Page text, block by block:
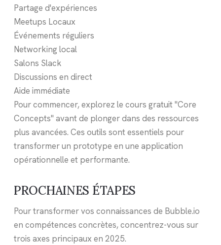
Partage d'expériences
Meetups Locaux
Événements réguliers
Networking local
Salons Slack
Discussions en direct
Aide immédiate
Pour commencer, explorez le cours gratuit "Core
Concepts" avant de plonger dans des ressources
plus avancées. Ces outils sont essentiels pour
transformer un prototype en une application
opérationnelle et performante.
PROCHAINES ÉTAPES
Pour transformer vos connaissances de Bubble.io
en compétences concrètes, concentrez-vous sur
trois axes principaux en 2025.